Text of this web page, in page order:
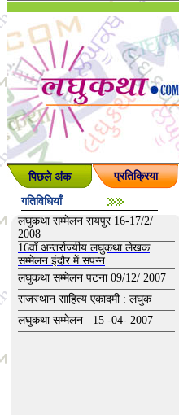
पिछले अंक प्रतिक्रिया
गतिविधियाँ
लघुकथा सम्मेलन रायपुर 16-17/2/
2008
16वॉ अन्तर्राज्यीय लघुकथा लेखक
सम्मेलन इंदौर में संपन्न
लघुकथा सम्मेलन पटना 09/12/ 2007
राजस्थान साहित्य एकादमी : लघुक
लघुकथा सम्मेलन 15 -04- 2007